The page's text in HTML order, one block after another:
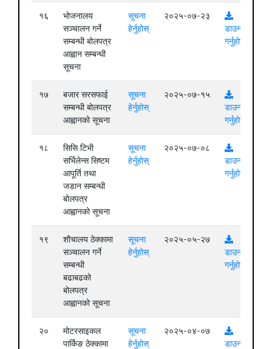
१६
भोजनालय
सञ्चालन गर्ने
सम्बन्धी बोलपत्र
आह्वान सम्बन्धी
सूचना
सूचना
हेर्नुहोस्
२०२५-०७-२३
डाउनलोड
गर्नुहोस्
१७
बजार सरसफाई
सम्बन्धी बोलपत्र
आह्वानको सूचना
सूचना
हेर्नुहोस्
२०२५-०७-१५
डाउनलोड
गर्नुहोस्
१८
सिसि टिभी
सर्भिलेन्स सिष्टम
आपूर्ति तथा
जडान सम्बन्धी
बोलपत्र
आह्वानको सूचना
सूचना
हेर्नुहोस्
२०२५-०७-०८
डाउनलोड
गर्नुहोस्
१९
शौचालय ठेक्कामा
सञ्चालन गर्ने
सम्बन्धी
बढाबढको
बोलपत्र
आह्वानको सूचना
सूचना
हेर्नुहोस्
२०२५-०५-२७
डाउनलोड
गर्नुहोस्
२०
मोटरसाइकल
पार्किङ ठेक्कामा
सूचना
हेर्नुहोस्
२०२५-०४-०७
डाउनलोड